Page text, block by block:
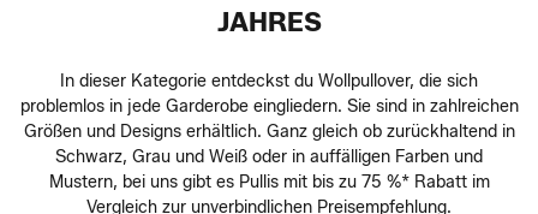
JAHRES
In dieser Kategorie entdeckst du Wollpullover, die sich
problemlos in jede Garderobe eingliedern. Sie sind in zahlreichen
Größen und Designs erhältlich. Ganz gleich ob zurückhaltend in
Schwarz, Grau und Weiß oder in auffälligen Farben und
Mustern, bei uns gibt es Pullis mit bis zu 75 %* Rabatt im
Vergleich zur unverbindlichen Preisempfehlung.